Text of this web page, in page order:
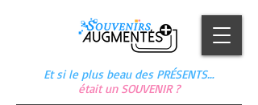
Et si le plus beau des PRÉSENTS…
était un SOUVENIR ?